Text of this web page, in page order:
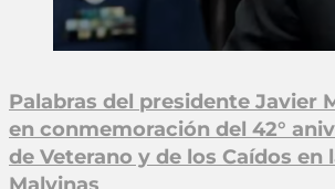
Palabras del presidente Javier
en conmemoración del 42°
de Veterano y de los Caídos en